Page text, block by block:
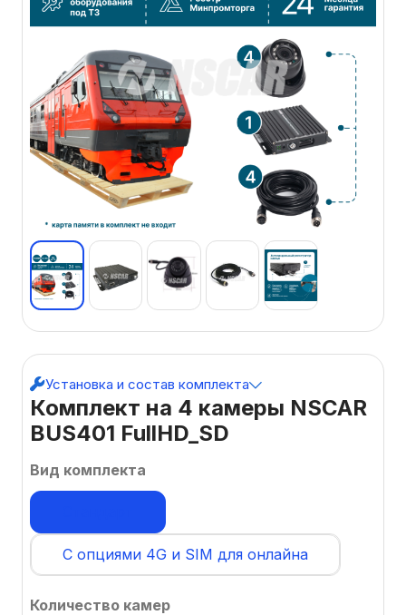
Комплект на 4 камеры NSCAR
BUS401 FullHD_SD
Вид комплекта
С опциями 4G и SIM для онлайна
Количество камер
Установка и состав комплекта